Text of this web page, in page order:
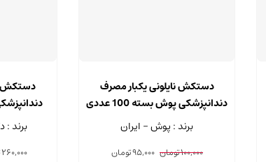
دستکش نایلونی یکبار مصرف
دندانپزشکی پوش بسته 100 عددی
برند : پوش - ایران
100,000تومان قیمت
95,000تومانقیمت
دستکش
اسکات
برند :
260,000